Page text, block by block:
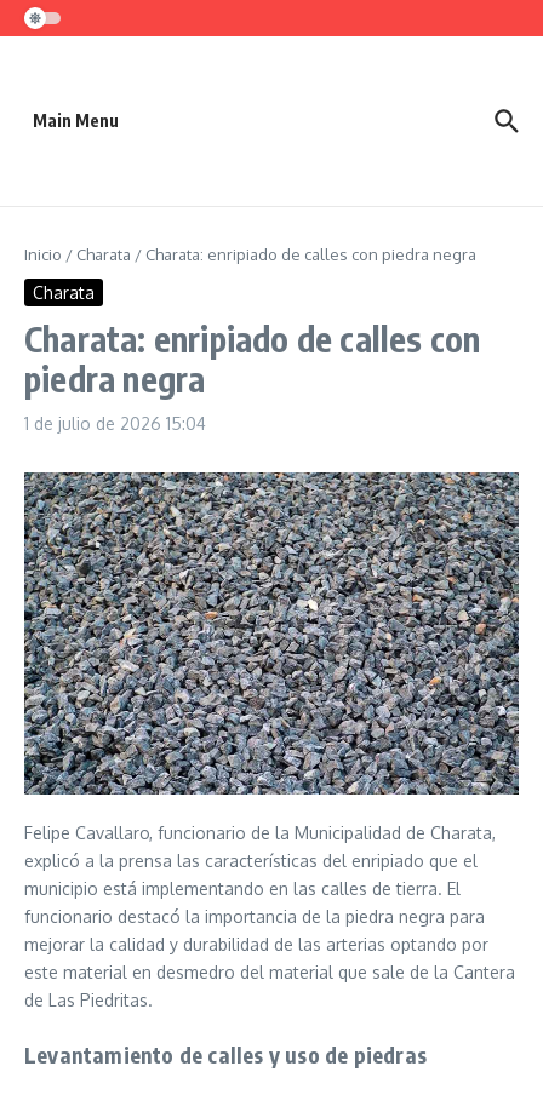
Saltar al contenido
Main Menu
Inicio / Charata / Charata: enripiado de calles con piedra negra
Charata
Charata: enripiado de calles con
piedra negra
1 de julio de 2026 15:04
Felipe Cavallaro, funcionario de la Municipalidad de Charata,
explicó a la prensa las características del enripiado que el
municipio está implementando en las calles de tierra. El
funcionario destacó la importancia de la piedra negra para
mejorar la calidad y durabilidad de las arterias optando por
este material en desmedro del material que sale de la Cantera
de Las Piedritas.
Levantamiento de calles y uso de piedras